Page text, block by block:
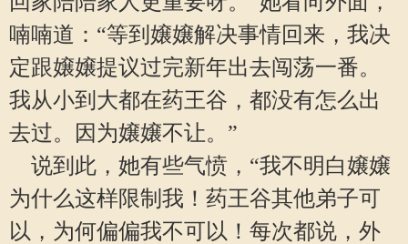
喃喃道：“等到嬢嬢解决事情回来，我决
定跟嬢嬢提议过完新年出去闯荡一番。
我从小到大都在药王谷，都没有怎么出
去过。因为嬢嬢不让。”
说到此，她有些气愤，“我不明白嬢嬢
为什么这样限制我！药王谷其他弟子可
以，为何偏偏我不可以！每次都说，外